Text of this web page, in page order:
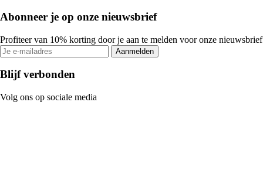
Abonneer je op onze nieuwsbrief
Profiteer van 10% korting door je aan te melden voor onze nieuwsbrief
Aanmelden
Blijf verbonden
Volg ons op sociale media